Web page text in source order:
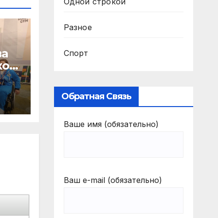
Разное
Спорт
Обратная Связь
Ваше имя (обязательно)
Ваш e-mail (обязательно)